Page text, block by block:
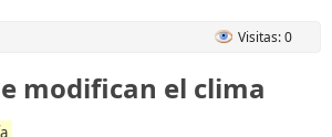
Visitas: 0
modifican el clima